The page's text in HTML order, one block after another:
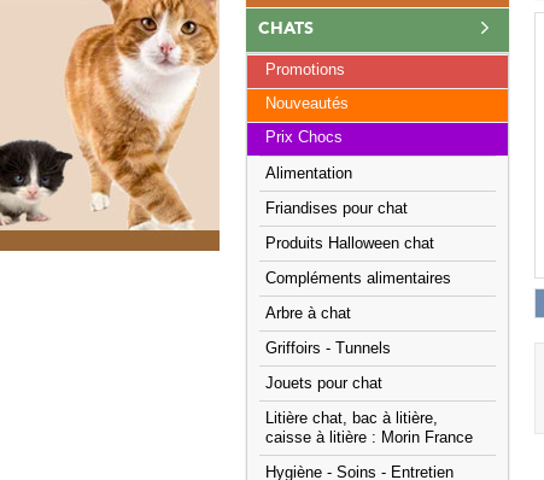
CHATS
Promotions
Nouveautés
Prix Chocs
Alimentation
Friandises pour chat
Produits Halloween chat
Compléments alimentaires
Arbre à chat
Griffoirs - Tunnels
Jouets pour chat
Litière chat, bac à litière,
caisse à litière : Morin France
Hygiène - Soins - Entretien